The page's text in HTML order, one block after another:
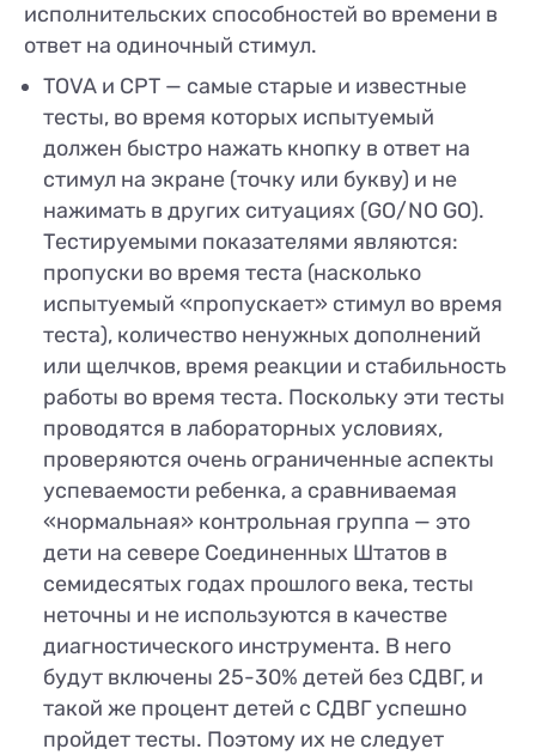
исполнительских способностей во времени в
ответ на одиночный стимул.
TOVA и CPT — самые старые и известные
тесты, во время которых испытуемый
должен быстро нажать кнопку в ответ на
стимул на экране (точку или букву) и не
нажимать в других ситуациях (GO/NO GO).
Тестируемыми показателями являются:
пропуски во время теста (насколько
испытуемый «пропускает» стимул во время
теста), количество ненужных дополнений
или щелчков, время реакции и стабильность
работы во время теста. Поскольку эти тесты
проводятся в лабораторных условиях,
проверяются очень ограниченные аспекты
успеваемости ребенка, а сравниваемая
«нормальная» контрольная группа — это
дети на севере Соединенных Штатов в
семидесятых годах прошлого века, тесты
неточны и не используются в качестве
диагностического инструмента. В него
будут включены 25-30% детей без СДВГ, и
такой же процент детей с СДВГ успешно
пройдет тесты. Поэтому их не следует